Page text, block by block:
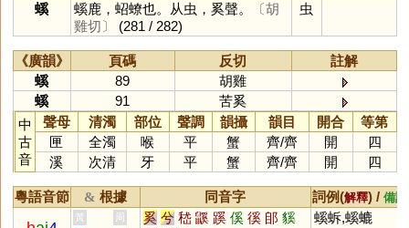
螇
螇鹿，蛁蟟也。从虫，奚聲。
〔胡
雞切〕
(281 / 282)
虫
《廣韻》 頁碼 反切
註解
螇
89
胡雞
螇
91
苦奚
中
古
音
聲母 清濁 部位 聲調 韻攝 韻目 開合
等第
匣
全濁 喉 平 蟹 齊/齊 開
四
溪
次清 牙 平 蟹 齊/齊 開 四
粵語音節 & 根據 同音字 詞例(解釋) / 備註
黃 周 奚 兮 嵇 鼷 蹊 傒 徯 郋 貕
螇蚸,螇螰